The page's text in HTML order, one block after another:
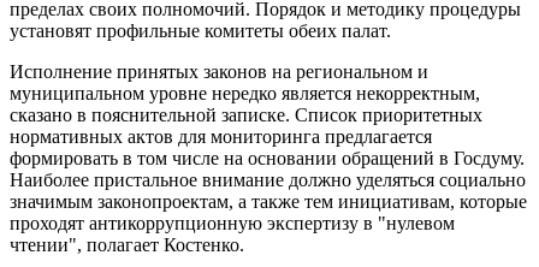
пределах своих полномочий. Порядок и методику процедуры
установят профильные комитеты обеих палат.
Исполнение принятых законов на региональном и
муниципальном уровне нередко является некорректным,
сказано в пояснительной записке. Список приоритетных
нормативных актов для мониторинга предлагается
формировать в том числе на основании обращений в Госдуму.
Наиболее пристальное внимание должно уделяться социально
значимым законопроектам, а также тем инициативам, которые
проходят антикоррупционную экспертизу в "нулевом
чтении", полагает Костенко.